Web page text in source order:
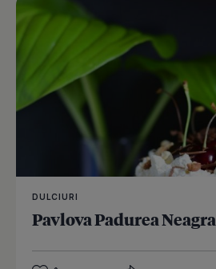
DULCIURI
Pavlova Padurea Neagra